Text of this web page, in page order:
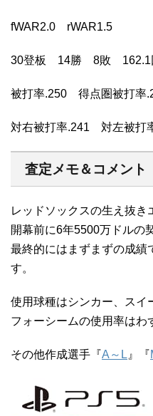
fWAR2.0 rWAR1.5
30登板 14勝 8敗
被打率.250 得点圏被打率
対右被打率.241 対左被打
査定メモ＆コメント
レッドソックスの生え抜き
開幕前に6年5500万ドルの
最終的にはまずまずの成績
す。
使用球種はシンカー、スイ
フォーシームの使用率はわ
その他作成選手『A～L 』『